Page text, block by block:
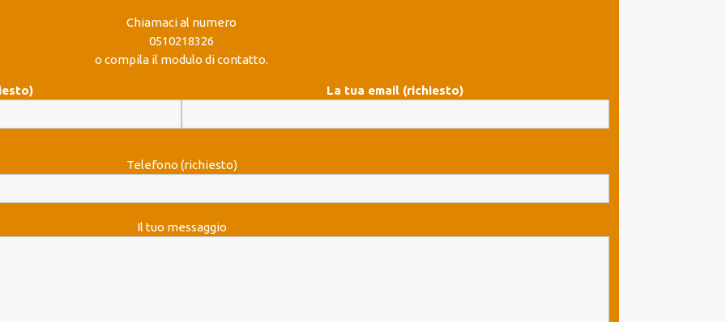
Chiamaci al numero
0510218326
o compila il modulo di contatto.
La tua email (richiesto)
Telefono (richiesto)
Il tuo messaggio